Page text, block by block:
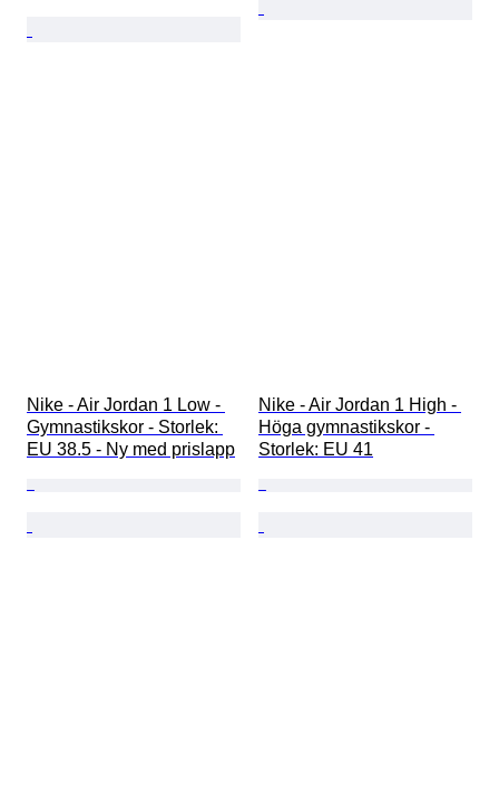
Nike - Air Jordan 1 Low -
Gymnastikskor - Storlek:
EU 38.5 - Ny med prislapp
Nike - Air Jordan 1 High -
Höga gymnastikskor -
Storlek: EU 41